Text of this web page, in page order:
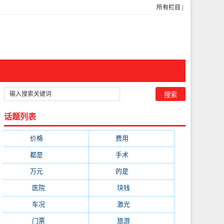
所有栏目
话题列表
价格 费用
都是 手术(1536)
万元 的是(1059)
医院(647) 块钱
车况(582) 激光
门票(564) 旅游